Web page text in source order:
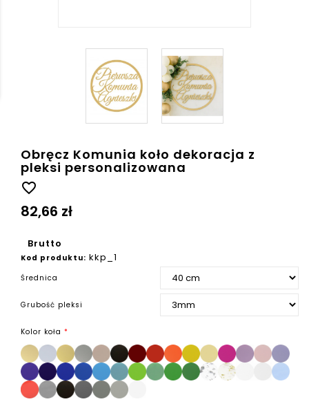
Obręcz Komunia koło dekoracja z
pleksi personalizowana
favorite_border
82,66 zł
Brutto
Kod produktu: kkp_1
Średnica
Grubość pleksi
Kolor koła *